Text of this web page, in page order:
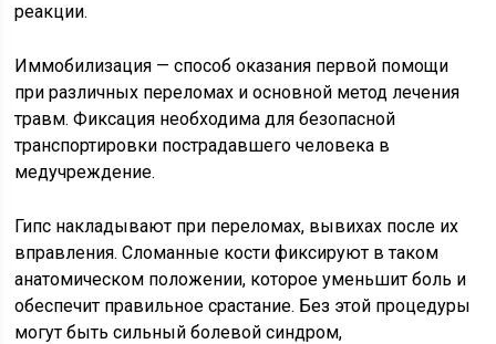
реакции.
Иммобилизация — способ оказания первой помощи
при различных переломах и основной метод лечения
травм. Фиксация необходима для безопасной
транспортировки пострадавшего человека в
медучреждение.
Гипс накладывают при переломах, вывихах после их
вправления. Сломанные кости фиксируют в таком
анатомическом положении, которое уменьшит боль и
обеспечит правильное срастание. Без этой процедуры
могут быть сильный болевой синдром,